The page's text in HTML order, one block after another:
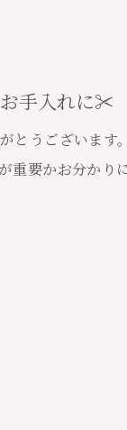
お手入れに✂️
とうございま
重要かお分かり